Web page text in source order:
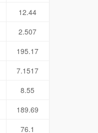
12.44
2.507
195.17
7.1517
8.55
189.69
76.1